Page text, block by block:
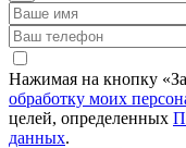
Нажимая на кнопку
обработку моих
целей, определенных
данных.